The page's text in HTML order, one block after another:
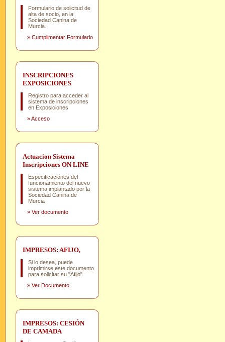
Formulario de solicitud de
alta de socio, en la
Sociedad Canina de
Murcia.
» Cumplimentar Formulario
INSCRIPCIONES
EXPOSICIONES
Registro para acceder al
sistema de inscripciones
en Exposiciones
»Acceso
Actuacion Sistema
Inscripciones ON LINE
Especificaciónes del
funcionamiento del nuevo
sistema implantado por la
Sociedad Canina de
Murcia
» Ver documento
IMPRESOS: AFIJO,
Si lo desea, puede
imprimirse este documento
para solicitar su "Afijo".
» Ver Documento
IMPRESOS: CESIÓN
DE CAMADA